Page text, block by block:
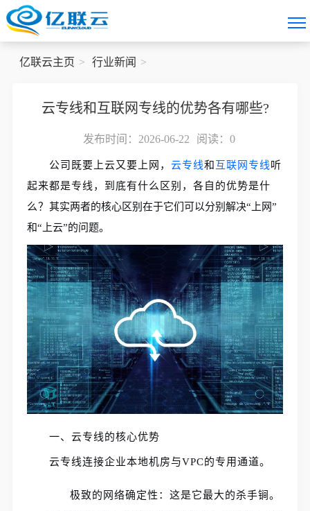
亿联云主页 行业新闻
云专线和互联网专线的优势各有哪些?
发布时间：2026-06-22 阅读： 0
公司既要上云又要上网，云专线和 互联网专线 听
起来都是专线，到底有什么区别，各自的优势是什
么？其实两者的核心区别在于它们可以分别解决“上网”
和“上云”的问题。
一、云专线的核心优势
云专线连接企业本地机房与VPC的专用通道。
极致的网络确定性：这是它最大的杀手锏。